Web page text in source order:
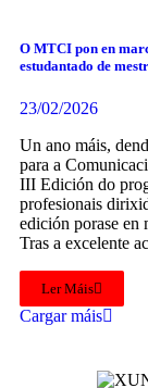
O MTCI pon en
estudantado de
23/02/2026
Un ano máis,
para a
III Edición do
profesionais
edición porase en
Tras a excelente
Ler Máis
Cargar máis